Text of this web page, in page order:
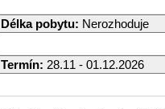
Délka pobytu: Nerozhoduje
Termín: 28.11 - 01.12.2026